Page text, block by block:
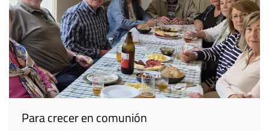
Para crecer en comunión